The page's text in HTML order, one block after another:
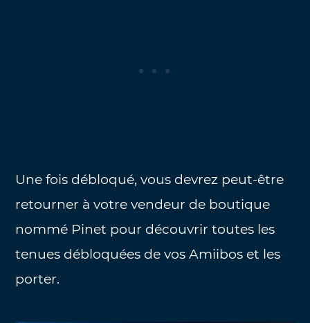
Une fois débloqué, vous devrez peut-être
retourner à votre vendeur de boutique
nommé Pinet pour découvrir toutes les
tenues débloquées de vos Amiibos et les
porter.